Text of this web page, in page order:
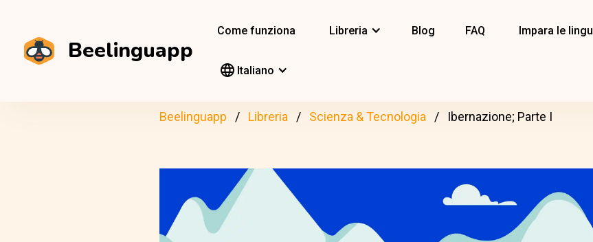
Beelinguapp
Come funziona Libreria Blog FAQ Impara le
Italiano
Beelinguapp Libreria Scienza & Tecnologia Ibernazione; Parte I